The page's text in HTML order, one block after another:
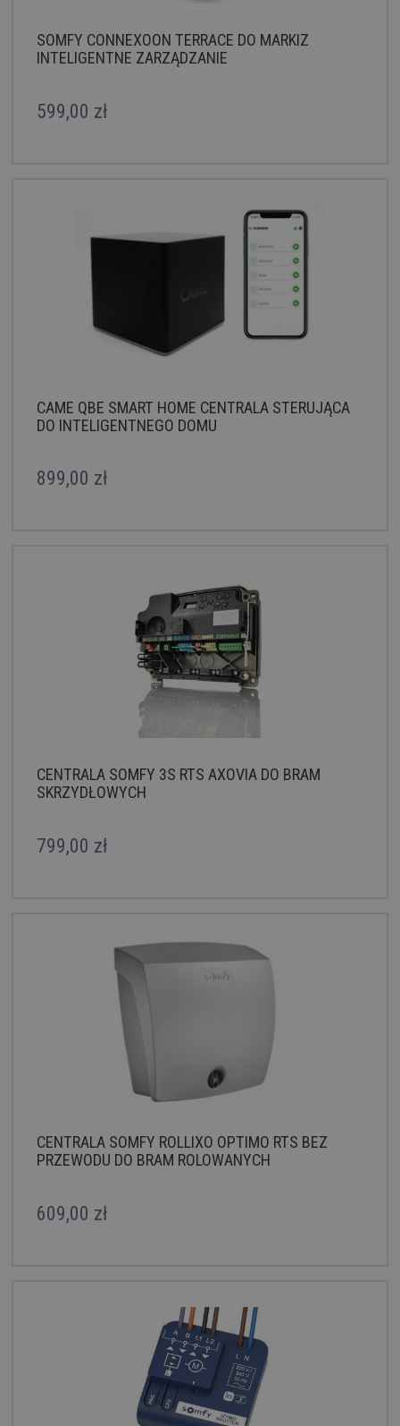
SOMFY CONNEXOON TERRACE DO MARKIZ
INTELIGENTNE ZARZĄDZANIE
599,00 zł
CAME QBE SMART HOME CENTRALA STERUJĄCA
DO INTELIGENTNEGO DOMU
899,00 zł
CENTRALA SOMFY 3S RTS AXOVIA DO BRAM
SKRZYDŁOWYCH
799,00 zł
CENTRALA SOMFY ROLLIXO OPTIMO RTS BEZ
PRZEWODU DO BRAM ROLOWANYCH
609,00 zł